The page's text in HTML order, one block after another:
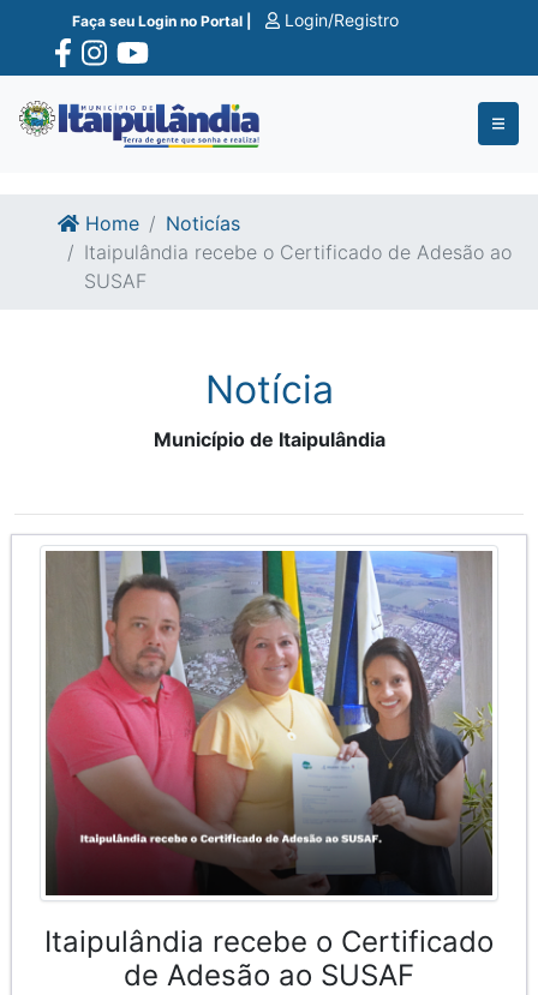
Ir para o conte�do
Ir para o fim do conte�do
Faça seu Login no Portal | Login/Registro
Home
Noticías
Itaipulândia recebe o Certificado de Adesão ao
SUSAF
Notícia
Município de Itaipulândia
Itaipulândia recebe o Certificado
de Adesão ao SUSAF